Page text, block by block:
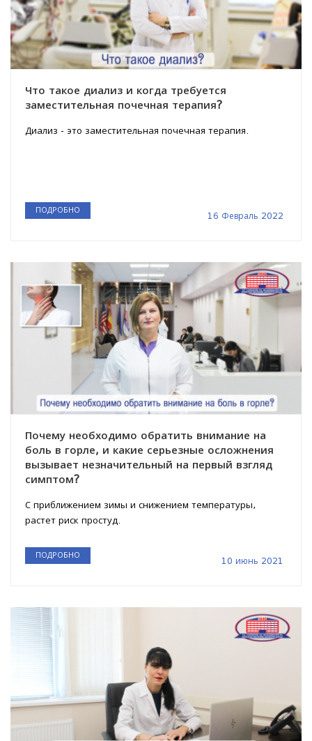
Что такое диализ и когда требуется
заместительная почечная терапия?
Диализ - это заместительная почечная терапия.
ПОДРОБНО
16 Февраль 2022
Почему необходимо обратить внимание на
боль в горле, и какие серьезные осложнения
вызывает незначительный на первый взгляд
симптом?
С приближением зимы и снижением температуры,
растет риск простуд.
ПОДРОБНО
10 июнь 2021